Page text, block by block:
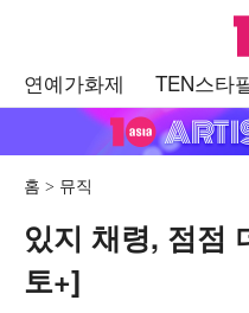
연예가화제 TEN스타
홈 뮤직
있지 채령, 점점
토+]